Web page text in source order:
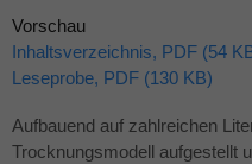
Vorschau
Inhaltsverzeichnis, PDF (54
Leseprobe, PDF (130 KB)
Aufbauend auf zahlreichen
Trocknungsmodell aufgestellt